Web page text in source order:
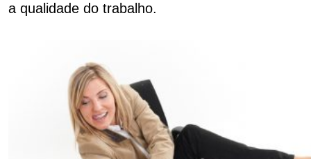
a qualidade do trabalho.